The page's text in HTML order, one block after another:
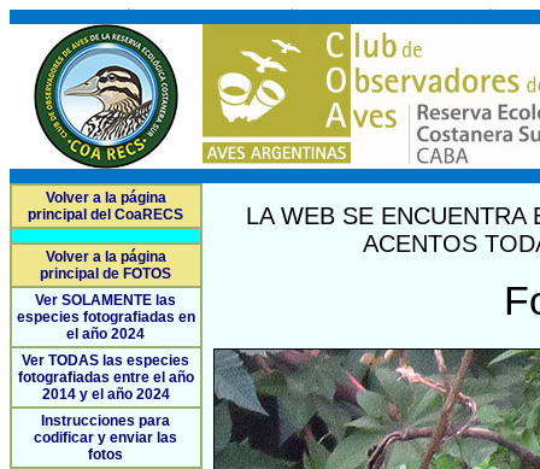
Volver a la página
principal del CoaRECS
Volver a la página
principal de FOTOS
Ver SOLAMENTE las
especies fotografiadas en
el año 2024
Ver TODAS las especies
fotografiadas entre el año
2014 y el año 2024
Instrucciones para
codificar y enviar las
fotos
LA WEB SE
ACENTOS